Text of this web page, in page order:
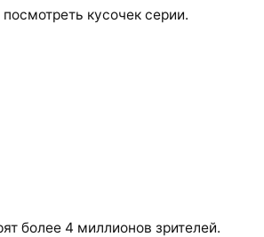
кусочек серии.
более 4 миллионов зрителей.